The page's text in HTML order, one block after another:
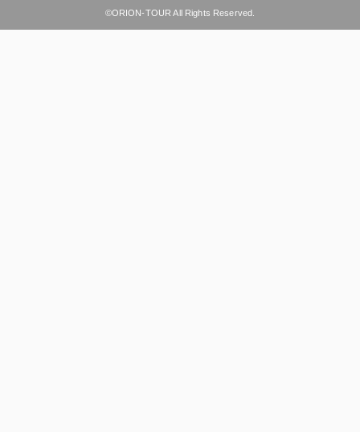
©ORION-TOUR All Rights Reserved.